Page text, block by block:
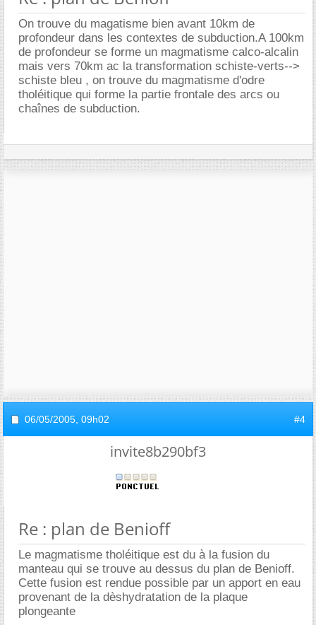
On trouve du magatisme bien avant 10km de
profondeur dans les contextes de subduction.A 100km
de profondeur se forme un magmatisme calco-alcalin
mais vers 70km ac la transformation schiste-verts-->
schiste bleu , on trouve du magmatisme d'odre
tholéitique qui forme la partie frontale des arcs ou
chaînes de subduction.
06/05/2005, 09h02 #4
invite8b290bf3
Re : plan de Benioff
Le magmatisme tholéitique est du à la fusion du
manteau qui se trouve au dessus du plan de Benioff.
Cette fusion est rendue possible par un apport en eau
provenant de la dèshydratation de la plaque
plongeante